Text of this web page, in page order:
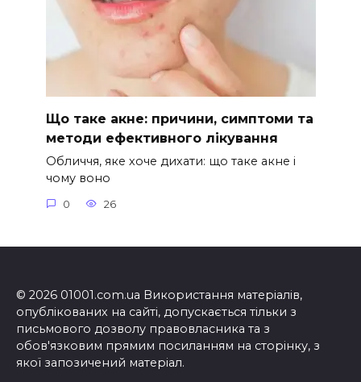
Що таке акне: причини, симптоми та
методи ефективного лікування
Обличчя, яке хоче дихати: що таке акне і
чому воно
0 26
© 2026 01001.com.ua Використання матеріалів,
опублікованих на сайті, допускається тільки з
письмового дозволу правовласника та з
обов'язковим прямим посиланням на сторінку, з
якої запозичений матеріал.